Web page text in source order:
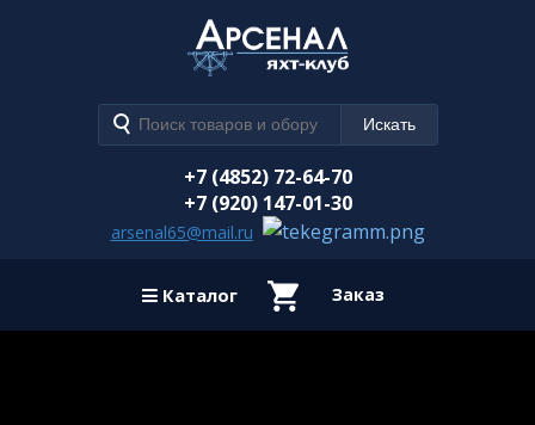
+7 (4852) 72-64-70
+7 (920) 147-01-30
arsenal65@mail.ru
Каталог Заказ